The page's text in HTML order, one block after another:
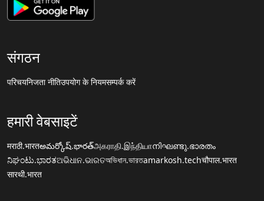
संगठन
परिचयनिजता नीतिउपयोग के नियमसम्पर्क करें
हमारी वेबसाइटें
मराठी.भारतఅమర్కోష్.భారత్அகராதி.இந்தியாനിഘണ്ടു.ഭാരതം
ನಿಘಂಟು.ಭಾರತଅଭିଧାନ.ଭାରତঅভিধান.ভারতamarkosh.techचौपाल.भारत
सारथी.भारत